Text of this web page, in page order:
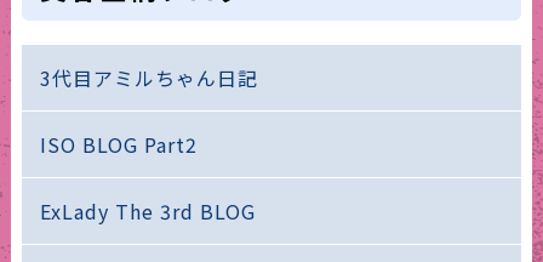
3代目アミルちゃん日記
ISO BLOG Part2
ExLady The 3rd BLOG